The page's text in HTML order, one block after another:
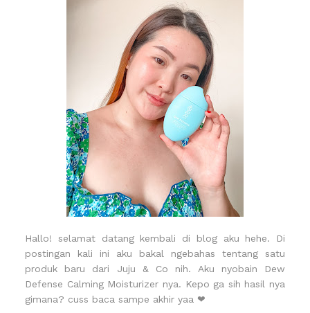
Hallo! selamat datang kembali di blog aku hehe. Di
postingan kali ini aku bakal ngebahas tentang satu
produk baru dari Juju & Co nih. Aku nyobain Dew
Defense Calming Moisturizer nya. Kepo ga sih hasil nya
gimana? cuss baca sampe akhir yaa ❤